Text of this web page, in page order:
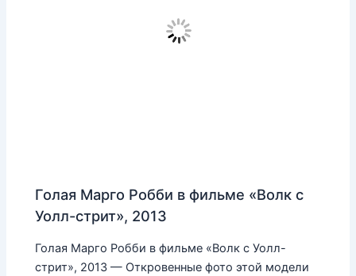
Голая Марго Робби в фильме «Волк с
Уолл-стрит», 2013
Голая Марго Робби в фильме «Волк с Уолл-
стрит», 2013 — Откровенные фото этой модели